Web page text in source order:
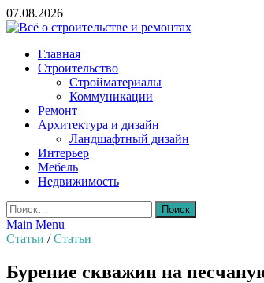
Skip
to
07.08.2026
Всё о строительстве и ремонтах
Главная
Строительство
Стройматериалы
Коммуникации
Ремонт
Архитектура и дизайн
Ландшафтный дизайн
Интерьер
Мебель
Недвижимость
Найти:
Main Menu
Статьи /Статьи
Бурение скважин на